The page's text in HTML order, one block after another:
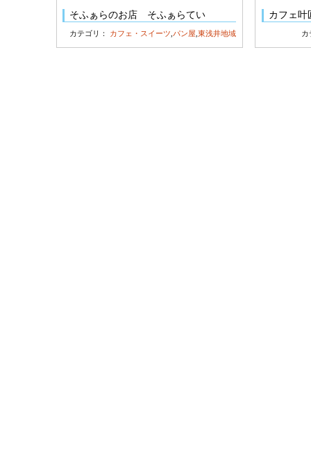
そふぁらのお店 そふぁらてい
カテゴリ： カフェ・スイーツ パン屋 ,東浅井地域
カフェ叶